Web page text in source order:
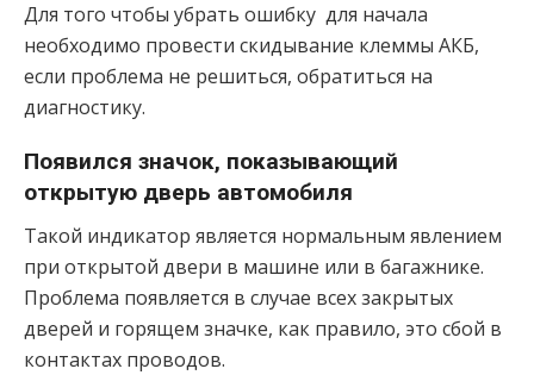
Для того чтобы убрать ошибку для начала
необходимо провести скидывание клеммы АКБ,
если проблема не решиться, обратиться на
диагностику.
Появился значок, показывающий
открытую дверь автомобиля
Такой индикатор является нормальным явлением
при открытой двери в машине или в багажнике.
Проблема появляется в случае всех закрытых
дверей и горящем значке, как правило, это сбой в
контактах проводов.